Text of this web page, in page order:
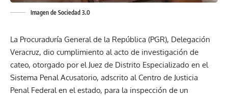
Imagen de Sociedad 3.0
La Procuraduría General de la República (PGR), Delegación
Veracruz, dio cumplimiento al acto de investigación de
cateo, otorgado por el Juez de Distrito Especializado en el
Sistema Penal Acusatorio, adscrito al Centro de Justicia
Penal Federal en el estado, para la inspección de un